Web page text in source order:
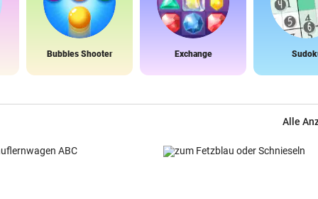
Bubbles Shooter Exchange
Alle